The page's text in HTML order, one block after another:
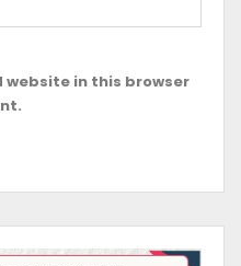
website in this browser